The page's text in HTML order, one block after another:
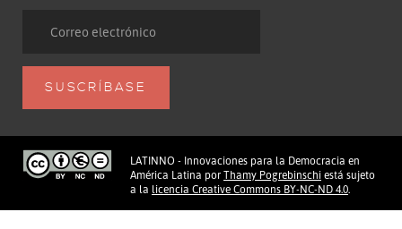
LATINNO - Innovaciones para la Democracia en
América Latina por Thamy Pogrebinschi está sujeto
a la licencia Creative Commons BY-NC-ND 4.0.